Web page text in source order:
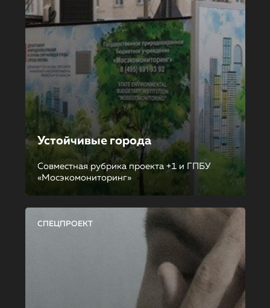
Устойчивые города
Совместная рубрика проекта +1 и ГПБУ
«Мосэкомониторинг»
СПЕЦПРОЕКТ